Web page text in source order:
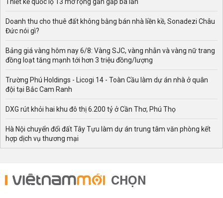
Thiết kế quốc lộ 13 mở rộng gần gấp ba lần
Doanh thu cho thuê đất không bằng bán nhà liền kề, Sonadezi Châu
Đức nói gì?
Bảng giá vàng hôm nay 6/8: Vàng SJC, vàng nhẫn và vàng nữ trang
đồng loạt tăng mạnh tới hơn 3 triệu đồng/lượng
Trường Phú Holdings - Licogi 14 - Toàn Cầu làm dự án nhà ở quân
đội tại Bắc Cam Ranh
DXG rút khỏi hai khu đô thị 6.200 tỷ ở Cần Thơ, Phú Thọ
Hà Nội chuyển đổi đất Tây Tựu làm dự án trung tâm văn phòng kết
hợp dịch vụ thương mại
CHỌN